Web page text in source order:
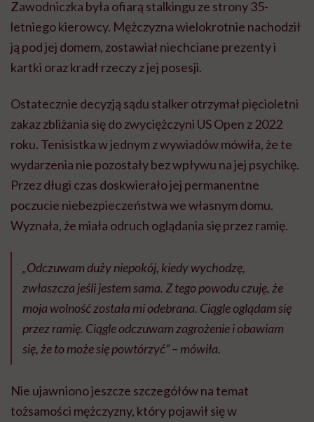
Zawodniczka była ofiarą stalkingu ze strony 35-
letniego kierowcy. Mężczyzna wielokrotnie nachodził
ją pod jej domem, zostawiał niechciane prezenty i
kartki oraz kradł rzeczy z jej posesji.
Ostatecznie decyzją sądu stalker otrzymał pięcioletni
zakaz zbliżania się do zwyciężczyni US Open z 2022
roku. Tenisistka w jednym z wywiadów mówiła, że te
wydarzenia nie pozostały bez wpływu na jej psychikę.
Przez długi czas doskwierało jej permanentne
poczucie niebezpieczeństwa we własnym domu.
Wyznała, że miała odruch oglądania się przez ramię.
„Odczuwam duży niepokój, kiedy wychodzę,
zwłaszcza jeśli jestem sama. Z tego powodu czuję, że
moja wolność została mi odebrana. Ciągle oglądam się
przez ramię. Ciągle odczuwam zagrożenie i obawiam
się, że to może się powtórzyć” – mówiła.
Nie ujawniono jeszcze szczegółów na temat
tożsamości mężczyzny, który pojawił się w